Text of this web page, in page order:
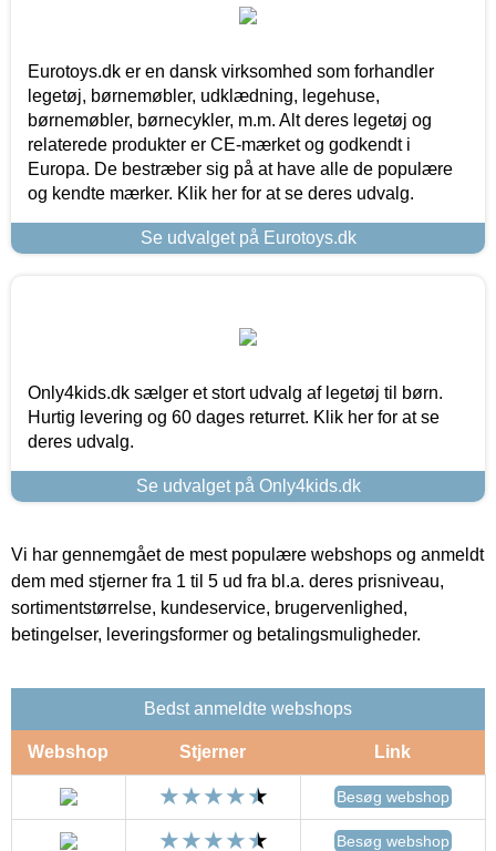
Eurotoys.dk er en dansk virksomhed som forhandler
legetøj, børnemøbler, udklædning, legehuse,
børnemøbler, børnecykler, m.m. Alt deres legetøj og
relaterede produkter er CE-mærket og godkendt i
Europa. De bestræber sig på at have alle de populære
og kendte mærker. Klik her for at se deres udvalg.
Se udvalget på Eurotoys.dk
Only4kids.dk sælger et stort udvalg af legetøj til børn.
Hurtig levering og 60 dages returret. Klik her for at se
deres udvalg.
Se udvalget på Only4kids.dk
Vi har gennemgået de mest populære webshops og anmeldt
dem med stjerner fra 1 til 5 ud fra bl.a. deres prisniveau,
sortimentstørrelse, kundeservice, brugervenlighed,
betingelser, leveringsformer og betalingsmuligheder.
Bedst anmeldte webshops
Webshop Stjerner Link
Besøg webshop
Besøg webshop